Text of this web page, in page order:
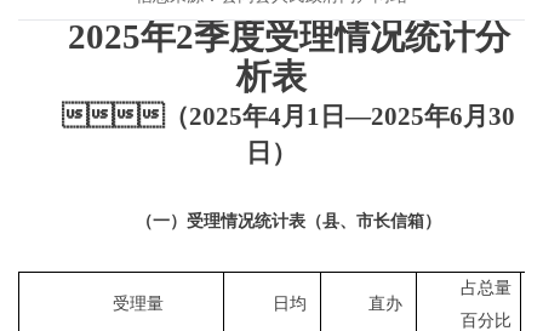
2025年2季度受理情况统计分
析表
（2025年4 月1日—2025年6 月30
日）
（一）受理情况统计表（县、市长信箱）
受理量 日均 直办
占总量
百分比